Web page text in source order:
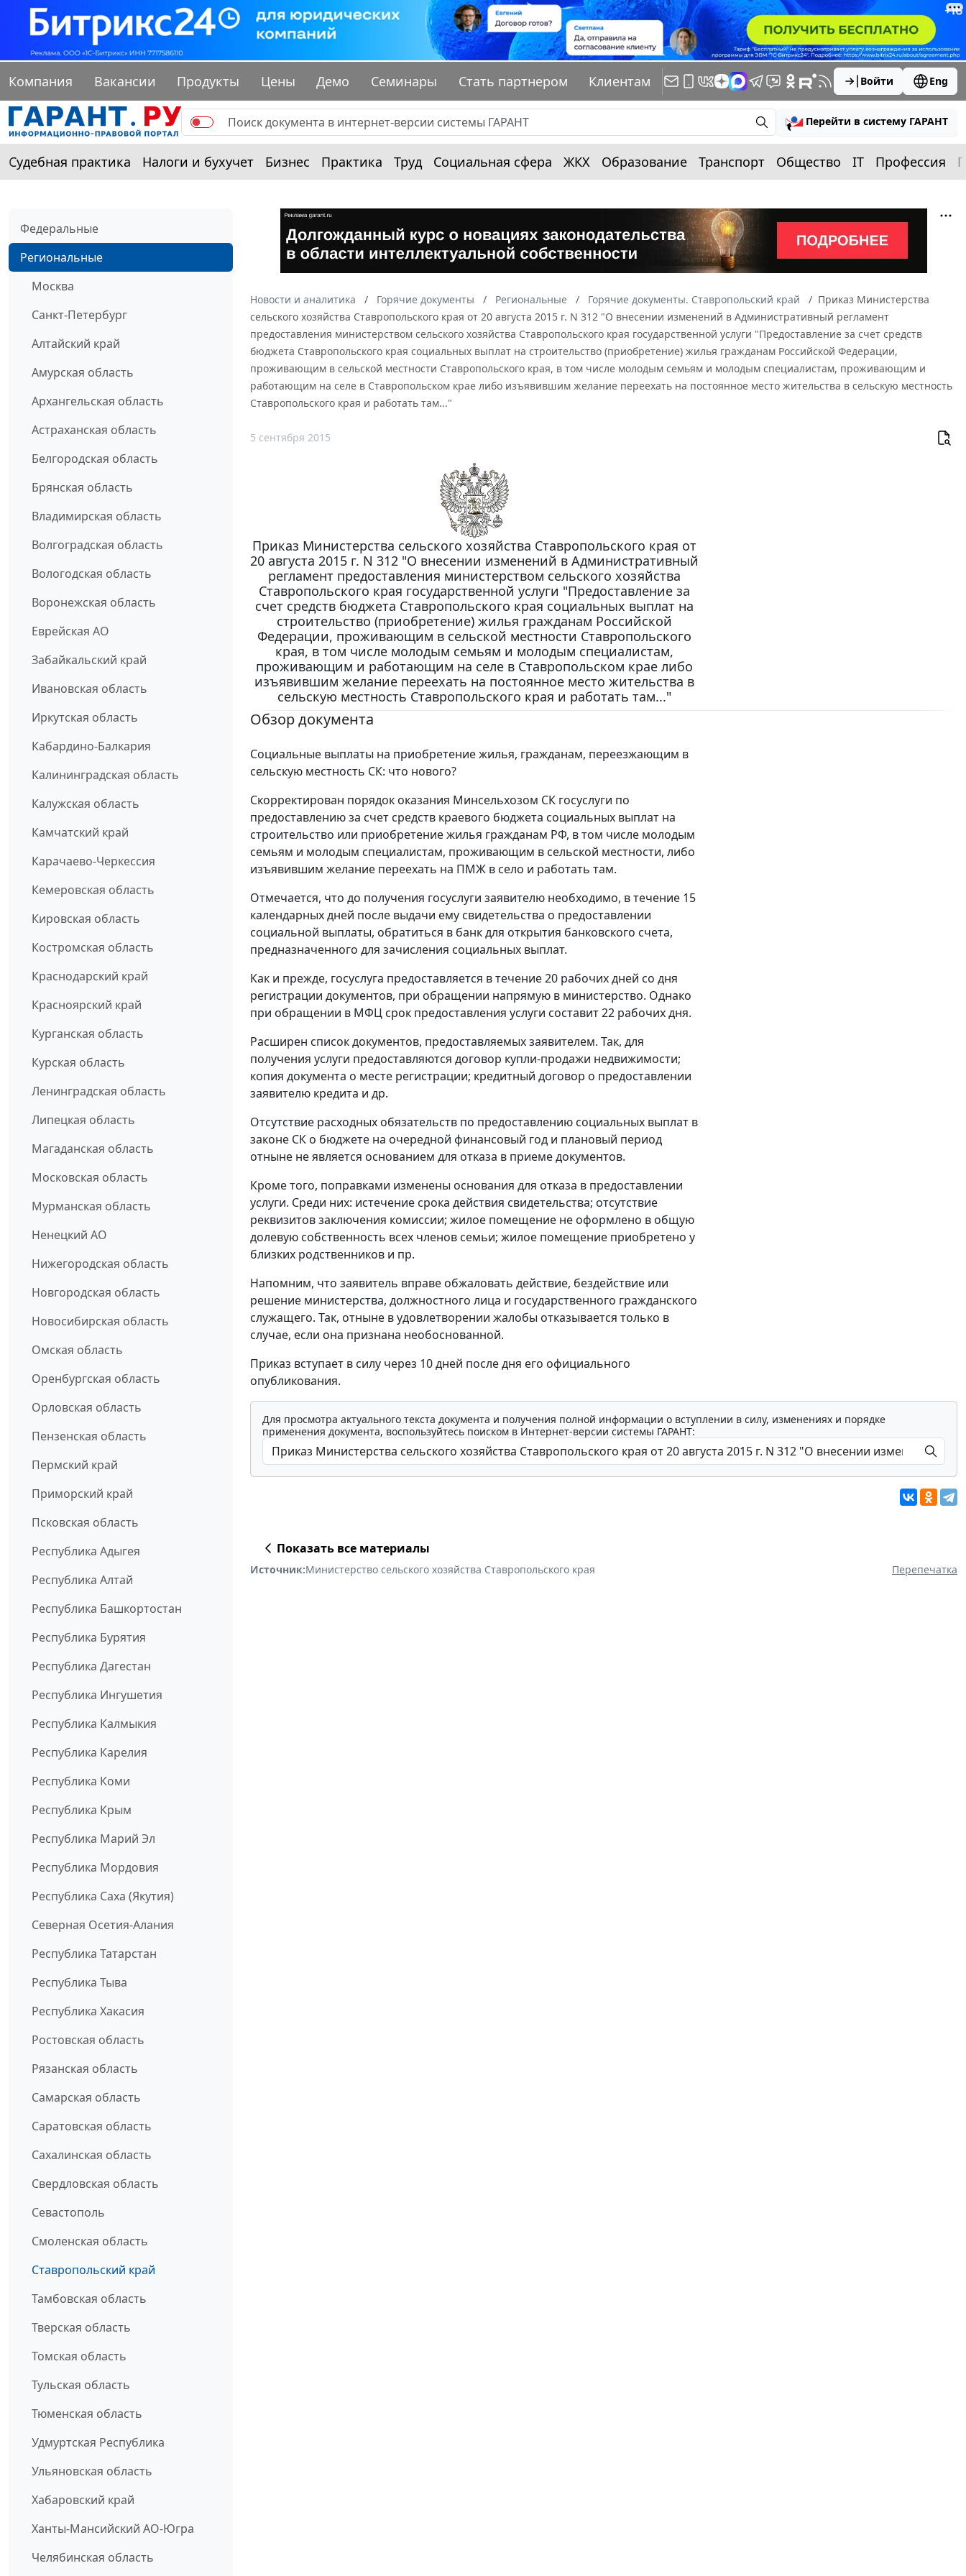
Компания Вакансии Продукты Цены Демо Семинары Стать партнером Клиентам Войти Eng
Перейти в систему ГАРАНТ
Судебная практика Налоги и бухучет Бизнес Практика Труд Социальная сфера ЖКХ Образование Транспорт Общество IT Профессия
Федеральные
Региональные
Москва
Санкт-Петербург
Алтайский край
Амурская область
Архангельская область
Астраханская область
Белгородская область
Брянская область
Владимирская область
Волгоградская область
Вологодская область
Воронежская область
Еврейская АО
Забайкальский край
Ивановская область
Иркутская область
Кабардино-Балкария
Калининградская область
Калужская область
Камчатский край
Карачаево-Черкессия
Кемеровская область
Кировская область
Костромская область
Краснодарский край
Красноярский край
Курганская область
Курская область
Ленинградская область
Липецкая область
Магаданская область
Московская область
Мурманская область
Ненецкий АО
Нижегородская область
Новгородская область
Новосибирская область
Омская область
Оренбургская область
Орловская область
Пензенская область
Пермский край
Приморский край
Псковская область
Республика Адыгея
Республика Алтай
Республика Башкортостан
Республика Бурятия
Республика Дагестан
Республика Ингушетия
Республика Калмыкия
Республика Карелия
Республика Коми
Республика Крым
Республика Марий Эл
Республика Мордовия
Республика Саха (Якутия)
Северная Осетия-Алания
Республика Татарстан
Республика Тыва
Республика Хакасия
Ростовская область
Рязанская область
Самарская область
Саратовская область
Сахалинская область
Свердловская область
Севастополь
Смоленская область
Ставропольский край
Тамбовская область
Тверская область
Томская область
Тульская область
Тюменская область
Удмуртская Республика
Ульяновская область
Хабаровский край
Ханты-Мансийский АО-Югра
Челябинская область
Новости и аналитика Горячие документы Региональные Горячие документы. Ставропольский край
Приказ Министерства
сельского хозяйства Ставропольского края от 20 августа 2015 г. N 312 "О внесении изменений в Административный регламент
предоставления министерством сельского хозяйства Ставропольского края государственной услуги "Предоставление за счет средств
бюджета Ставропольского края социальных выплат на строительство (приобретение) жилья гражданам Российской Федерации,
проживающим в сельской местности Ставропольского края, в том числе молодым семьям и молодым специалистам, проживающим и
работающим на селе в Ставропольском крае либо изъявившим желание переехать на постоянное место жительства в сельскую местность
Ставропольского края и работать там..."
5 сентября 2015
Приказ Министерства сельского хозяйства Ставропольского края от
20 августа 2015 г. N 312 "О внесении изменений в Административный
регламент предоставления министерством сельского хозяйства
Ставропольского края государственной услуги "Предоставление за
счет средств бюджета Ставропольского края социальных выплат на
строительство (приобретение) жилья гражданам Российской
Федерации, проживающим в сельской местности Ставропольского
края, в том числе молодым семьям и молодым специалистам,
проживающим и работающим на селе в Ставропольском крае либо
изъявившим желание переехать на постоянное место жительства в
сельскую местность Ставропольского края и работать там..."
Обзор документа
Социальные выплаты на приобретение жилья, гражданам, переезжающим в
сельскую местность СК: что нового?
Скорректирован порядок оказания Минсельхозом СК госуслуги по
предоставлению за счет средств краевого бюджета социальных выплат на
строительство или приобретение жилья гражданам РФ, в том числе молодым
семьям и молодым специалистам, проживающим в сельской местности, либо
изъявившим желание переехать на ПМЖ в село и работать там.
Отмечается, что до получения госуслуги заявителю необходимо, в течение 15
календарных дней после выдачи ему свидетельства о предоставлении
социальной выплаты, обратиться в банк для открытия банковского счета,
предназначенного для зачисления социальных выплат.
Как и прежде, госуслуга предоставляется в течение 20 рабочих дней со дня
регистрации документов, при обращении напрямую в министерство. Однако
при обращении в МФЦ срок предоставления услуги составит 22 рабочих дня.
Расширен список документов, предоставляемых заявителем. Так, для
получения услуги предоставляются договор купли-продажи недвижимости;
копия документа о месте регистрации; кредитный договор о предоставлении
заявителю кредита и др.
Отсутствие расходных обязательств по предоставлению социальных выплат в
законе СК о бюджете на очередной финансовый год и плановый период
отныне не является основанием для отказа в приеме документов.
Кроме того, поправками изменены основания для отказа в предоставлении
услуги. Среди них: истечение срока действия свидетельства; отсутствие
реквизитов заключения комиссии; жилое помещение не оформлено в общую
долевую собственность всех членов семьи; жилое помещение приобретено у
близких родственников и пр.
Напомним, что заявитель вправе обжаловать действие, бездействие или
решение министерства, должностного лица и государственного гражданского
служащего. Так, отныне в удовлетворении жалобы отказывается только в
случае, если она признана необоснованной.
Приказ вступает в силу через 10 дней после дня его официального
опубликования.
Для просмотра актуального текста документа и получения полной информации о вступлении в силу, изменениях и порядке
применения документа, воспользуйтесь поиском в Интернет-версии системы ГАРАНТ:
Показать все материалы
Источник:Министерство сельского хозяйства Ставропольского края Перепечатка